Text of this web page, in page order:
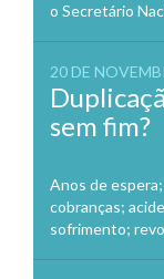
o Secretário
20 DE
sem fim?
Anos de
cobranças;
sofrimento;